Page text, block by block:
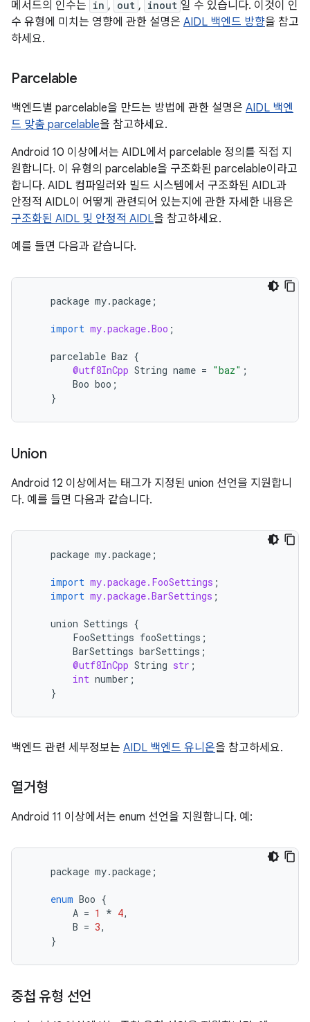
메서드의 인수는 in , out , inout 일 수 있습니다. 이것이 인
수 유형에 미치는 영향에 관한 설명은 AIDL 백엔드 방향을 참고
하세요.
Parcelable
백엔드별 parcelable을 만드는 방법에 관한 설명은 AIDL 백엔
드 맞춤 parcelable을 참고하세요.
Android 10 이상에서는 AIDL에서 parcelable 정의를 직접 지
원합니다. 이 유형의 parcelable을 구조화된 parcelable이라고
합니다. AIDL 컴파일러와 빌드 시스템에서 구조화된 AIDL과
안정적 AIDL이 어떻게 관련되어 있는지에 관한 자세한 내용은
구조화된 AIDL 및 안정적 AIDL을 참고하세요.
예를 들면 다음과 같습니다.
package my.package ;
import my.package.Boo ;
parcelable Baz {
@utf8InCpp String name = "baz" ;
Boo boo ;
}
Union
Android 12 이상에서는 태그가 지정된 union 선언을 지원합니
다. 예를 들면 다음과 같습니다.
package my.package ;
import my.package.FooSettings ;
import my.package.BarSettings ;
union Settings {
FooSettings fooSettings ;
BarSettings barSettings ;
@utf8InCpp String str ;
int number ;
}
백엔드 관련 세부정보는 AIDL 백엔드 유니온을 참고하세요.
열거형
Android 11 이상에서는 enum 선언을 지원합니다. 예:
package my.package ;
enum Boo {
A = 1 * 4,
B = 3,
}
중첩 유형 선언